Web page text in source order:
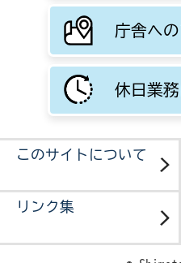
庁舎へ
休日業
このサイトについて
リンク集